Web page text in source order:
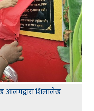
आलमद्वारा शिलालेख